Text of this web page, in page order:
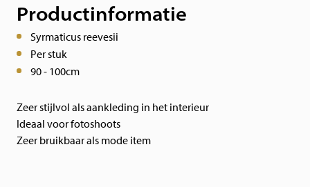
Productinformatie
Syrmaticus reevesii
Per stuk
90 - 100cm
Zeer stijlvol als aankleding in het interieur
Ideaal voor fotoshoots
Zeer bruikbaar als mode item